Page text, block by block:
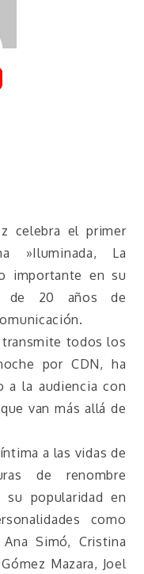
celebra el primer
»Iluminada, La
importante en su
de 20 años de
todos los
por CDN, ha
a la audiencia con
van más allá de
a las vidas de
de renombre
popularidad en
como
Simó, Cristina
Mazara, Joel